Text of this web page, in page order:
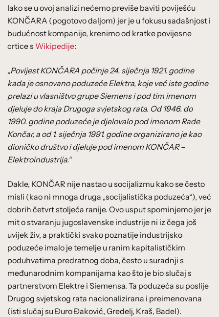
Iako se u ovoj analizi nećemo previše baviti poviješću
KONČARA (pogotovo daljom) jer je u fokusu sadašnjost i
budućnost kompanije, krenimo od kratke povijesne
crtice s Wikipedije:
„Povijest KONČARA počinje 24. siječnja 1921. godine
kada je osnovano poduzeće Elektra, koje već iste godine
prelazi u vlasništvo grupe Siemens i pod tim imenom
djeluje do kraja Drugoga svjetskog rata. Od 1946. do
1990. godine poduzeće je djelovalo pod imenom Rade
Končar, a od 1. siječnja 1991. godine organizirano je kao
dioničko društvo i djeluje pod imenom KONČAR –
Elektroindustrija.“
Dakle, KONČAR nije nastao u socijalizmu kako se često
misli (kao ni mnoga druga „socijalistička poduzeća“), već
dobrih četvrt stoljeća ranije. Ovo usput spominjemo jer je
mit o stvaranju jugoslavenske industrije ni iz čega još
uvijek živ, a praktički svako poznatije industrijsko
poduzeće imalo je temelje u ranim kapitalističkim
poduhvatima predratnog doba, često u suradnji s
međunarodnim kompanijama kao što je bio slučaj s
partnerstvom Elektre i Siemensa. Ta poduzeća su poslije
Drugog svjetskog rata nacionalizirana i preimenovana
(isti slučaj su Đuro Đaković, Gredelj, Kraš, Badel).